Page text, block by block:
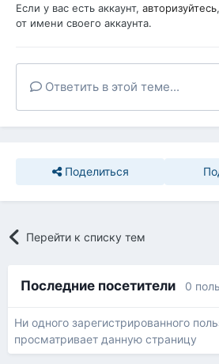
Если у вас есть аккаунт, авторизуйтесь
от имени своего аккаунта.
Ответить в этой теме...
Поделиться
Перейти к списку тем
Последние посетители 0
Ни одного зарегистрированного
просматривает данную страницу